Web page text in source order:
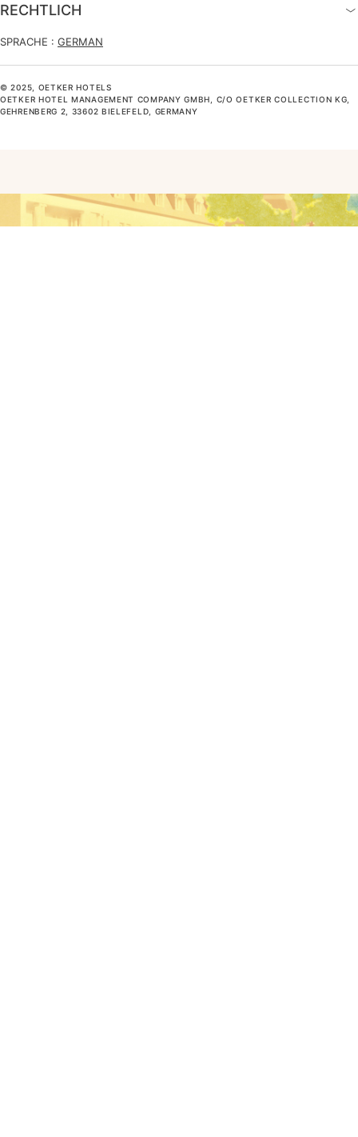
RECHTLICH
SPRACHE : GERMAN
© 2025, OETKER HOTELS
OETKER HOTEL MANAGEMENT COMPANY GMBH, C/O OETKER COLLECTION KG,
GEHRENBERG 2, 33602 BIELEFELD, GERMANY